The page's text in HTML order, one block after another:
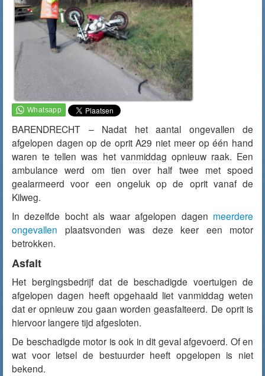
BARENDRECHT – Nadat het aantal ongevallen de
afgelopen dagen op de oprit A29 niet meer op één hand
waren te tellen was het vanmiddag opnieuw raak. Een
ambulance werd om tien over half twee met spoed
gealarmeerd voor een ongeluk op de oprit vanaf de
Kilweg.
In dezelfde bocht als waar afgelopen dagen meerdere
ongevallen plaatsvonden was deze keer een motor
betrokken.
Asfalt
Het bergingsbedrijf dat de beschadigde voertuigen de
afgelopen dagen heeft opgehaald liet vanmiddag weten
dat er opnieuw zou gaan worden geasfalteerd. De oprit is
hiervoor langere tijd afgesloten.
De beschadigde motor is ook in dit geval afgevoerd. Of en
wat voor letsel de bestuurder heeft opgelopen is niet
bekend.